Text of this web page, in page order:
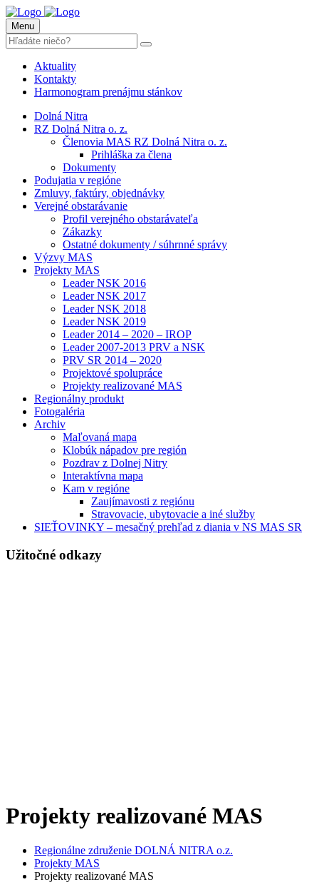
Menu
Aktuality
Kontakty
Harmonogram prenájmu stánkov
Dolná Nitra
RZ Dolná Nitra o. z.
Členovia MAS RZ Dolná Nitra o. z.
Prihláška za člena
Dokumenty
Podujatia v regióne
Zmluvy, faktúry, objednávky
Verejné obstarávanie
Profil verejného obstarávateľa
Zákazky
Ostatné dokumenty / súhrnné správy
Výzvy MAS
Projekty MAS
Leader NSK 2016
Leader NSK 2017
Leader NSK 2018
Leader NSK 2019
Leader 2014 – 2020 – IROP
Leader 2007-2013 PRV a NSK
PRV SR 2014 – 2020
Projektové spolupráce
Projekty realizované MAS
Regionálny produkt
Fotogaléria
Archiv
Maľovaná mapa
Klobúk nápadov pre región
Pozdrav z Dolnej Nitry
Interaktívna mapa
Kam v regióne
Zaujímavosti z regiónu
Stravovacie, ubytovacie a iné služby
SIEŤOVINKY – mesačný prehľad z diania v NS MAS SR
Užitočné odkazy
Projekty realizované MAS
Regionálne združenie DOLNÁ NITRA o.z.
Projekty MAS
Projekty realizované MAS